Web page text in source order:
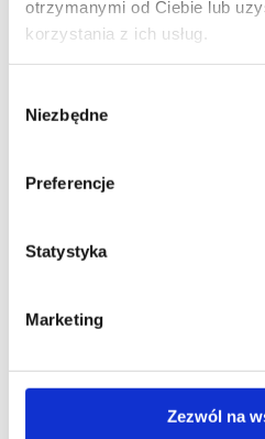
otrzymanymi od Ciebie lub
korzystania z ich usług.
zgody
Niezbędne
Preferencje
Statystyka
Marketing
Zezwól na
Oddziały